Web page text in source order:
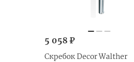
5 058 ₽
Скребок Decor Walther